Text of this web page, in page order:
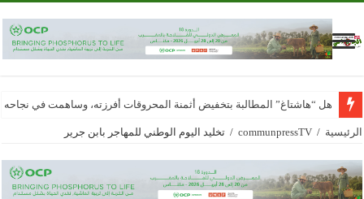
هل “هاشتاغ” المطالبة بتخفيض أثمنة المحروقات أفرزته، وساهمت في
الرئيسية /
communpressTV
/ تخليد اليوم الوطني للمهاجر بابن جرير